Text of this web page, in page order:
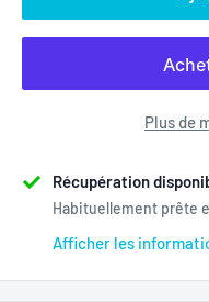
Plus de
Récupération
Habituellement prête
Afficher les